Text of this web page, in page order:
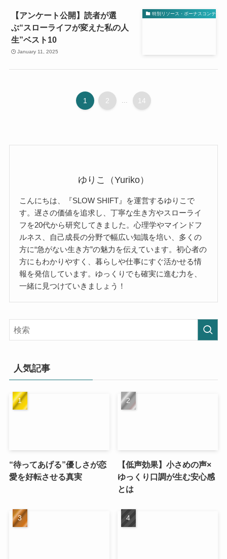
特別リソース・ボーナスコンテンツ
【アンケート公開】読者が選
ぶ“スローライフが変えた私の人
生”ベスト10
January 11, 2025
1 2 ... 14
ゆりこ（Yuriko）
こんにちは、『SLOW SHIFT』を運営するゆりこで
す。遅さの価値を追求し、丁寧な生き方やスローライ
フを20代から研究してきました。心理学やマインドフ
ルネス、自己成長の分野で幅広い知識を培い、多くの
方に“急がない生き方”の魅力を伝えています。初心者の
方にもわかりやすく、暮らしや仕事にすぐ活かせる情
報を発信しています。ゆっくりでも確実に進む力を、
一緒に見つけていきましょう！
人気記事
“待ってあげる”優しさが恋
愛を好転させる真実
【低声効果】小さめの声×
ゆっくり口調が生む安心感
とは